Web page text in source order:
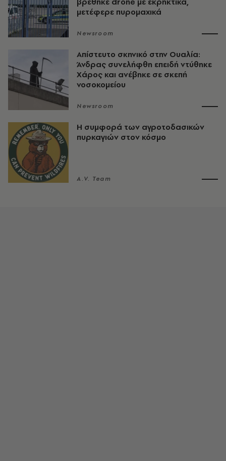
μετέφερε πυρομαχικά
Newsroom
Απίστευτο σκηνικό στην Ουαλία:
Άνδρας συνελήφθη επειδή ντύθηκε
Χάρος και ανέβηκε σε σκεπή
νοσοκομείου
Newsroom
Η συμφορά των αγροτοδασικών
πυρκαγιών στον κόσμο
A.V. Team